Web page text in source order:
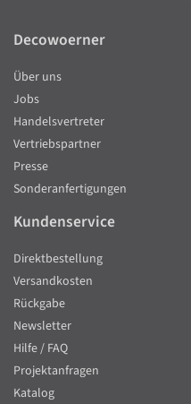
Decowoerner
Über uns
Jobs
Handelsvertreter
Vertriebspartner
Presse
Sonderanfertigungen
Kundenservice
Direktbestellung
Versandkosten
Rückgabe
Newsletter
Hilfe / FAQ
Projektanfragen
Katalog